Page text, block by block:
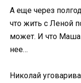
А еще через
что жить с Леной
может. И что Маша
нее…
Николай